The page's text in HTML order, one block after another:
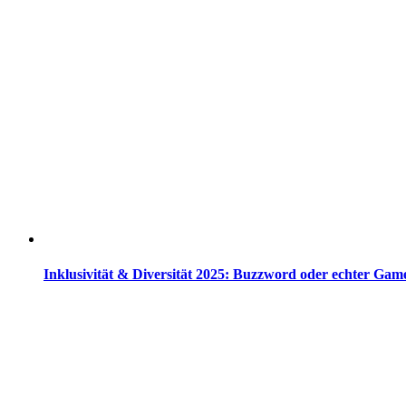
Inklusivität & Diversität 2025: Buzzword oder echter